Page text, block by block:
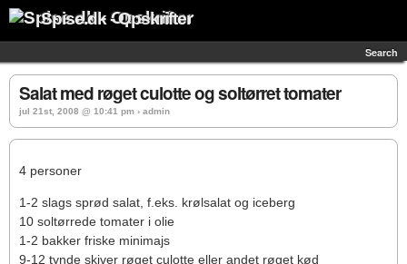
Spise.dk - Opskrifter
Search
Salat med røget culotte og soltørret tomater
jul 21st, 2008 @ 10:41 pm › admin
4 personer
1-2 slags sprød salat, f.eks. krølsalat og iceberg
10 soltørrede tomater i olie
1-2 bakker friske minimajs
9-12 tynde skiver røget culotte eller andet røget kød